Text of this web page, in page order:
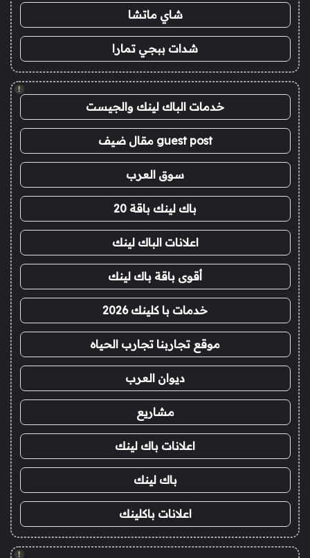
شاي ماتشا
شدات ببجي تمارا
!
خدمات الباك لينك والجيست
guest post مقال ضيف
سوق العرب
باك لينك باقة 20
اعلانات الباك لينك
أقوى باقة باك لينك
خدمات با كلينك 2026
موقع تجاربنا تجارب الحياه
ديوان العرب
مشاريع
اعلانات باك لينك
باك لينك
اعلانات باكلينك
!